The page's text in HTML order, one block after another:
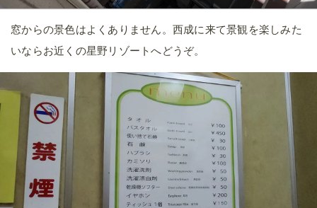
窓からの景色はよくありません。西成に来て景観を楽しみた
いならお近くの星野リゾートへどうぞ。